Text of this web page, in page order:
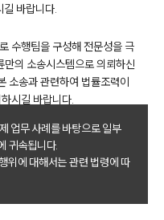
호사
그
슈어
길 바랍니다.
수행팀을 구성해 전문성을 극
의 소송시스템으로 의뢰하신
소송과 관련하여 법률조력이
시길 바랍니다.
업무 사례를 바탕으로 일부
귀속됩니다.
위에 대해서는 관련 법령에 따